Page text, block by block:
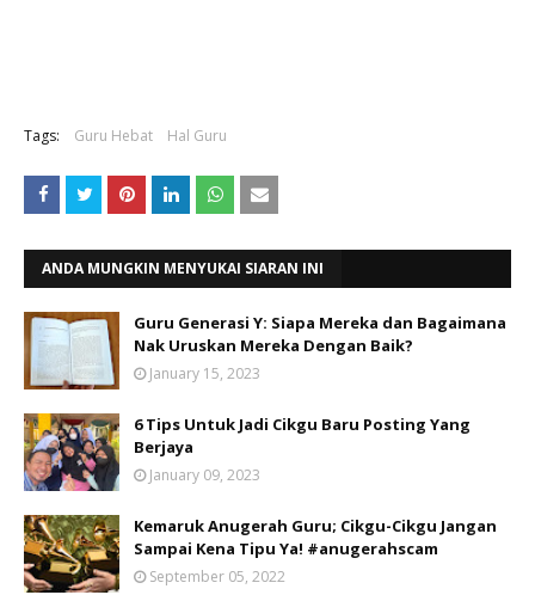
Tags: Guru Hebat Hal Guru
ANDA MUNGKIN MENYUKAI SIARAN INI
Guru Generasi Y: Siapa Mereka dan Bagaimana
Nak Uruskan Mereka Dengan Baik?
January 15, 2023
6 Tips Untuk Jadi Cikgu Baru Posting Yang
Berjaya
January 09, 2023
Kemaruk Anugerah Guru; Cikgu-Cikgu Jangan
Sampai Kena Tipu Ya! #anugerahscam
September 05, 2022